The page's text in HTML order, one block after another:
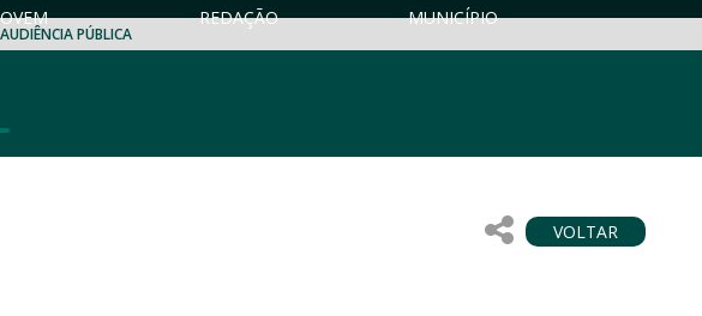
REDAÇÃO MUNICÍPIO
PÚBLICA
VOLTAR